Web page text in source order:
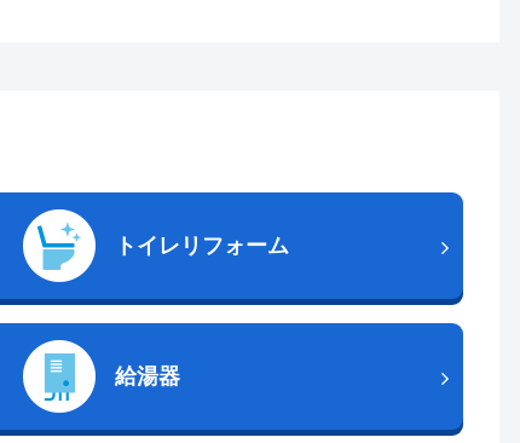
トイレリフォーム
給湯器